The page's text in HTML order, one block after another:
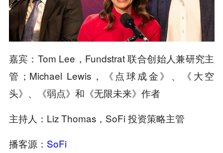
嘉宾：Tom Lee，Fundstrat 联合创始人兼研究主
管；Michael Lewis，《点球成金》、《大空
头》、《弱点》和《无限未来》作者
主持人：Liz Thomas，SoFi 投资策略主管
播客源： SoFi